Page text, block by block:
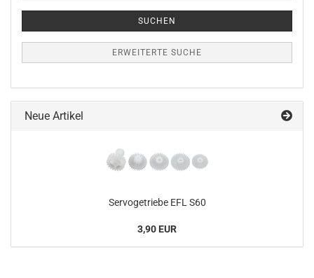
SUCHEN
ERWEITERTE SUCHE
Neue Artikel
Servogetriebe EFL S60
3,90 EUR